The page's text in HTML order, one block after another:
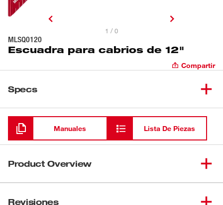
1 / 0
MLSQ0120
Escuadra para cabrios de 12"
Compartir
Specs
Cargando
Manuales Lista De Piezas
Product Overview
más resistente para soportar las duras condiciones del
Revisiones